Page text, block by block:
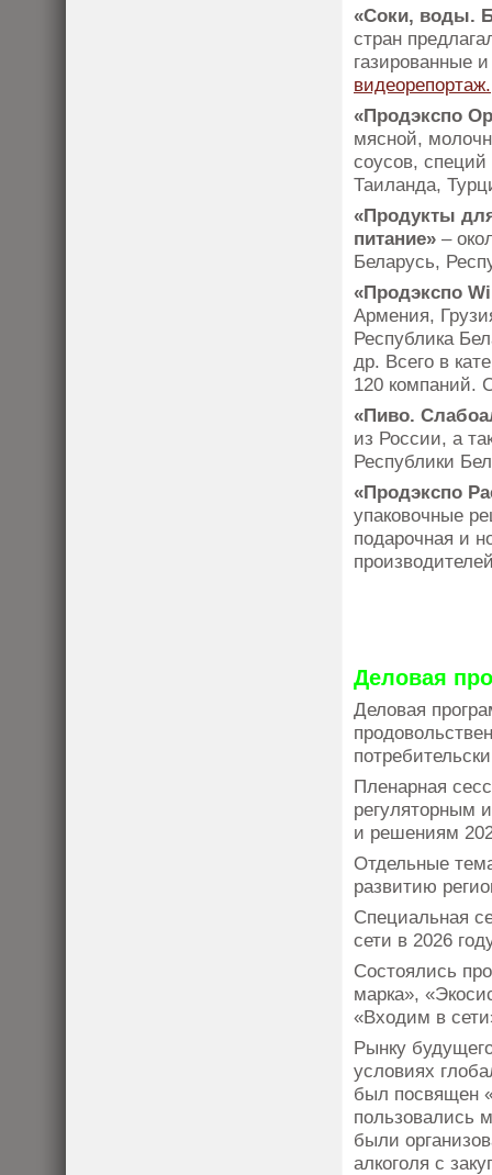
«Соки, воды.
стран
газированные
видеорепортаж.
«Продэкспо
мясной,
соусов,
Таиланда,
«Продукты
питание» –
Беларусь,
«Продэкспо
Армения,
Республика
др. Всего в
120 компаний.
«Пиво.
из России, а
Республики
«Продэкспо
упаковочные
подарочная и
Деловая
Деловая
Пленарная
регуляторным
и решениям
Отдельные
развитию
Специальная
сети в 2026
Состоялись
марка»,
«Входим в
Рынку
условиях
был посвящен
пользовались
были
алкоголя с